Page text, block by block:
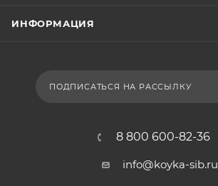
ИНФОРМАЦИЯ
ПОДПИСАТЬСЯ НА РАССЫЛКУ
8 800 600-82-36
info@koyka-sib.ru